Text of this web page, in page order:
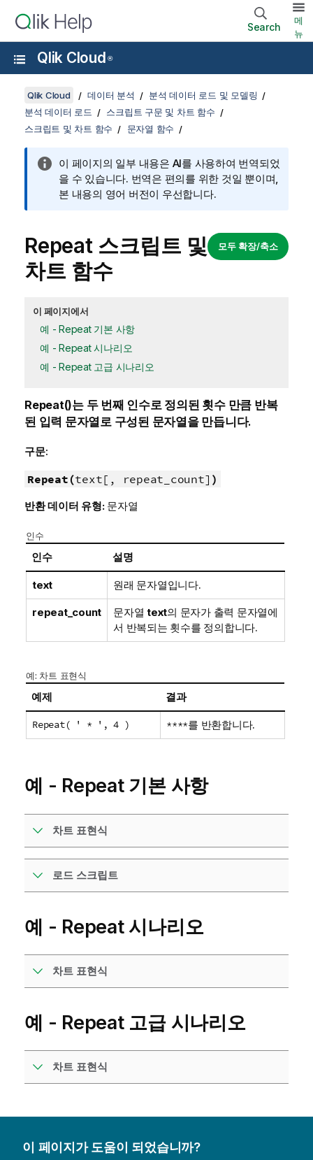
Search
메
뉴
Qlik Cloud ®
Qlik Cloud 데이터 분석
분석 데이터 로드 및 모델링
분석 데이터 로드
스크립트 구문 및 차트 함수
스크립트 및 차트 함수
문자열 함수
이 페이지의 일부 내용은 AI를 사용하여 번역되었
을 수 있습니다. 번역은 편의를 위한 것일 뿐이며,
본 내용의 영어 버전이 우선합니다.
모두 확장/축소
Repeat 스크립트 및
차트 함수
이 페이지에서
예 - Repeat 기본 사항
예 - Repeat 시나리오
예 - Repeat 고급 시나리오
Repeat()는 두 번째 인수로 정의된 횟수 만큼 반복
된 입력 문자열로 구성된 문자열을 만듭니다.
구문:
Repeat(text[, repeat_count] )
반환 데이터 유형: 문자열
인수
인수 설명
text 원래 문자열입니다.
repeat_count 문자열 text의 문자가 출력 문자열에
서 반복되는 횟수를 정의합니다.
예: 차트 표현식
예제 결과
Repeat( ' * ', 4 ) ****를 반환합니다.
예 - Repeat기본 사항
차트 표현식
로드 스크립트
예 - Repeat시나리오
차트 표현식
예 - Repeat고급 시나리오
차트 표현식
이 페이지가 도움이 되었습니까?